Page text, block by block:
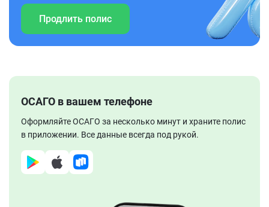
Продлить полис
ОСАГО в вашем телефоне
Оформляйте ОСАГО за несколько минут и храните полис
в приложении. Все данные всегда под рукой.